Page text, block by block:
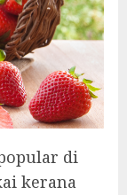
di
kerana